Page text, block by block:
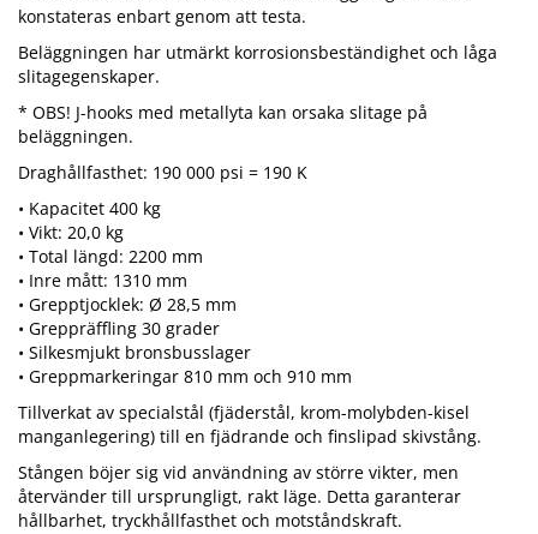
konstateras enbart genom att testa.
Beläggningen har utmärkt korrosionsbeständighet och låga
slitagegenskaper.
* OBS! J-hooks med metallyta kan orsaka slitage på
beläggningen.
Draghållfasthet: 190 000 psi = 190 K
• Kapacitet 400 kg
• Vikt: 20,0 kg
• Total längd: 2200 mm
• Inre mått: 1310 mm
• Grepptjocklek: Ø 28,5 mm
• Greppräffling 30 grader
• Silkesmjukt bronsbusslager
• Greppmarkeringar 810 mm och 910 mm
Tillverkat av specialstål (fjäderstål, krom-molybden-kisel
manganlegering) till en fjädrande och finslipad skivstång.
Stången böjer sig vid användning av större vikter, men
återvänder till ursprungligt, rakt läge. Detta garanterar
hållbarhet, tryckhållfasthet och motståndskraft.